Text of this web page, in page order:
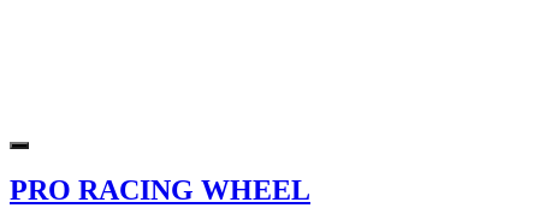
PRO RACING WHEEL